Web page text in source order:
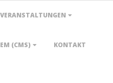
VERANSTALTUNGEN
(CMS) KONTAKT